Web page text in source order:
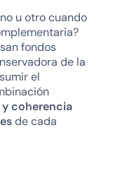
u otro cuando
fondos
de la
el
coherencia
de cada